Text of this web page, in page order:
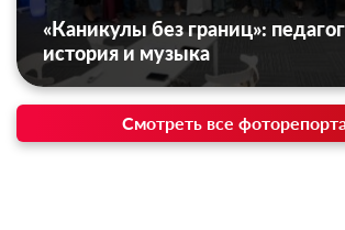
«Каникулы без границ»:
история и музыка
Смотреть все